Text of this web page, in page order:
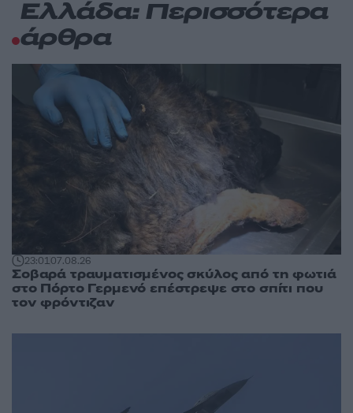
Ελλάδα: Περισσότερα
άρθρα
23:0107.08.26
Σοβαρά τραυματισμένος σκύλος από τη φωτιά
στο Πόρτο Γερμενό επέστρεψε στο σπίτι που
τον φρόντιζαν